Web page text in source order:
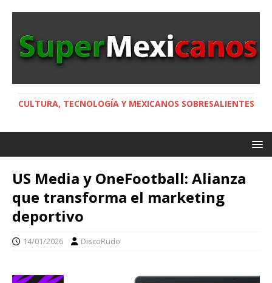
CULTURA, TECNOLOGÍA Y MEXICANOS SOBRESALIENTES
US Media y OneFootball: Alianza
que transforma el marketing
deportivo
14/01/2026 DiscoRudo